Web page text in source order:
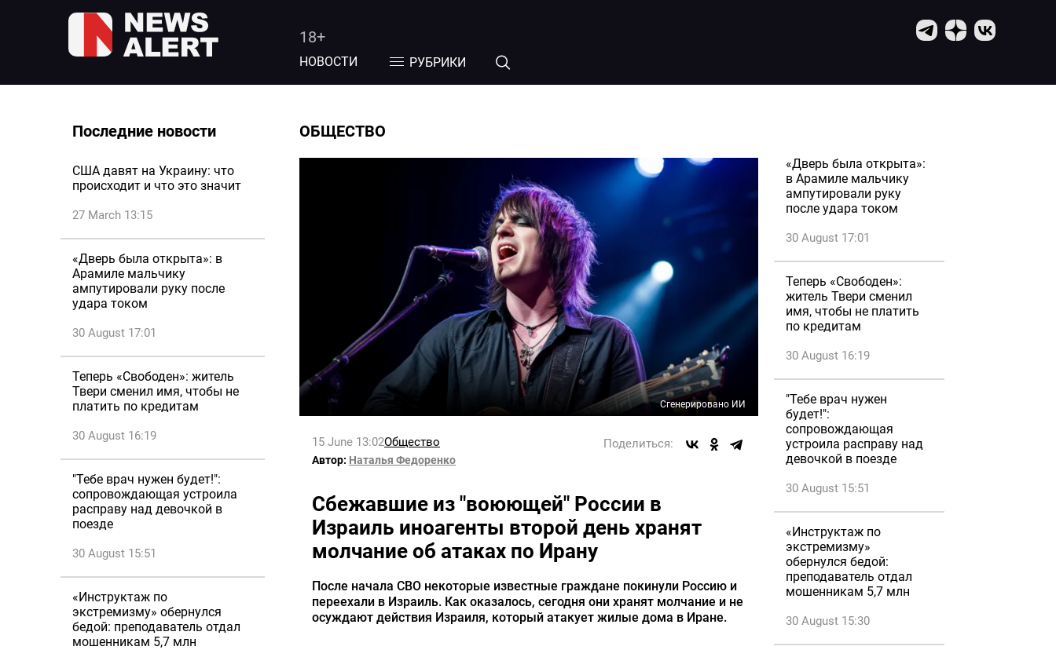
18+
НОВОСТИ РУБРИКИ
Последние новости
США давят на Украину: что
происходит и что это значит
27 March 13:15
«Дверь была открыта»: в
Арамиле мальчику
ампутировали руку после
удара током
30 August 17:01
Теперь «Свободен»: житель
Твери сменил имя, чтобы не
платить по кредитам
30 August 16:19
"Тебе врач нужен будет!":
сопровождающая устроила
расправу над девочкой в
поезде
30 August 15:51
«Инструктаж по
экстремизму» обернулся
бедой: преподаватель отдал
мошенникам 5,7 млн
ОБЩЕСТВО
Сгенерировано ИИ
15 June 13:02Общество Поделиться:
Автор: Наталья Федоренко
Сбежавшие из "воюющей" России в
Израиль иноагенты второй день хранят
молчание об атаках по Ирану
После начала СВО некоторые известные граждане покинули Россию и
переехали в Израиль. Как оказалось, сегодня они хранят молчание и не
осуждают действия Израиля, который атакует жилые дома в Иране.
«Дверь была открыта»:
в Арамиле мальчику
ампутировали руку
после удара током
30 August 17:01
Теперь «Свободен»:
житель Твери сменил
имя, чтобы не платить
по кредитам
30 August 16:19
"Тебе врач нужен
будет!":
сопровождающая
устроила расправу над
девочкой в поезде
30 August 15:51
«Инструктаж по
экстремизму»
обернулся бедой:
преподаватель отдал
мошенникам 5,7 млн
30 August 15:30